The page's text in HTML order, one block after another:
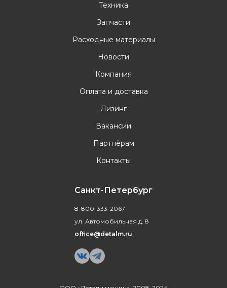
Техника
Запчасти
Расходные материалы
Новости
Компания
Оплата и доставка
Лизинг
Вакансии
Партнёрам
Контакты
Санкт-Петербург
8-800-333-2067
ул. Автомобильная д. 8
office@detalm.ru